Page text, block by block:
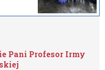
Pani Profesor Irmy